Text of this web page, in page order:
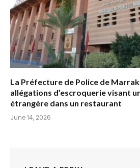
La Préfecture de Police de
allégations d’escroquerie visant
étrangère dans un restaurant
June 14, 2026